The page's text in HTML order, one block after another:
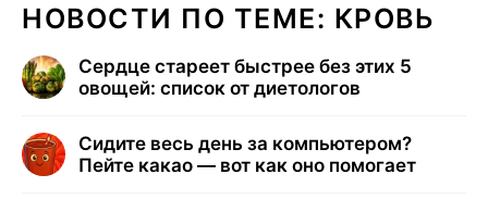
НОВОСТИ ПО ТЕМЕ: КРОВЬ
Сердце стареет быстрее без этих 5
овощей: список от диетологов
Сидите весь день за компьютером?
Пейте какао — вот как оно помогает